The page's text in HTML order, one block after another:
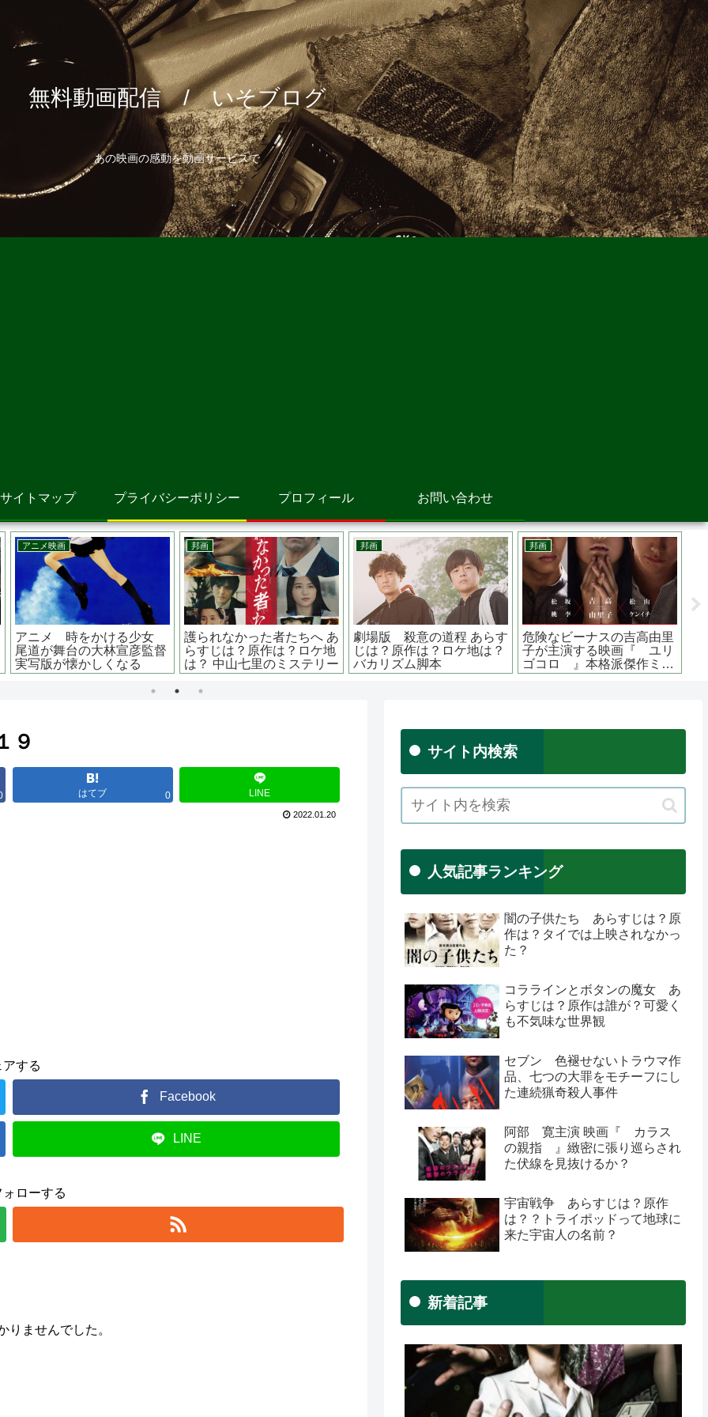
無料動画配信 / いそブログ
あの映画の感動を動画サービスで
サイトマップ プライバシーポリシー プロフィール お問い合わせ
韓国映画
野球少女 あらすじは？原作
は？スタントなし？梨泰院
クラス イ・ジュヨン主演
アニメ映画
アーヤと魔女 あらすじは？
原作は？声優は？ 待望のス
タジオジブリ作品
洋画
映画 ワールド・イズ・ノ
ット・イナフ ジェーム
ズ・ボンドが石油を巡る陰
謀に挑む
邦画
地獄の花園 あらすじは？原
作は？ 広瀬アリスがカリス
マヤンキー？？
９
はてブ 0 LINE
2022.01.20
する
Facebook
LINE
ローする
りませんでした。
サイト内検索
人気記事ランキング
闇の子供たち あらすじは？原
作は？タイでは上映されなかっ
た？
コララインとボタンの魔女 あ
らすじは？原作は誰が？可愛く
も不気味な世界観
セブン 色褪せないトラウマ作
品、七つの大罪をモチーフにし
た連続猟奇殺人事件
阿部 寛主演 映画『 カラス
の親指 』緻密に張り巡らされ
た伏線を見抜けるか？
宇宙戦争 あらすじは？原作
は？？トライポッドって地球に
来た宇宙人の名前？
新着記事